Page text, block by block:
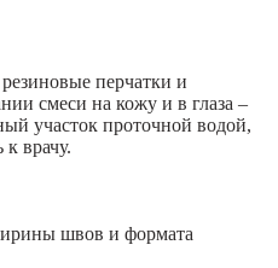
перчатки и
смеси на кожу и в глаза –
участок проточной водой,
врачу.
швов и формата